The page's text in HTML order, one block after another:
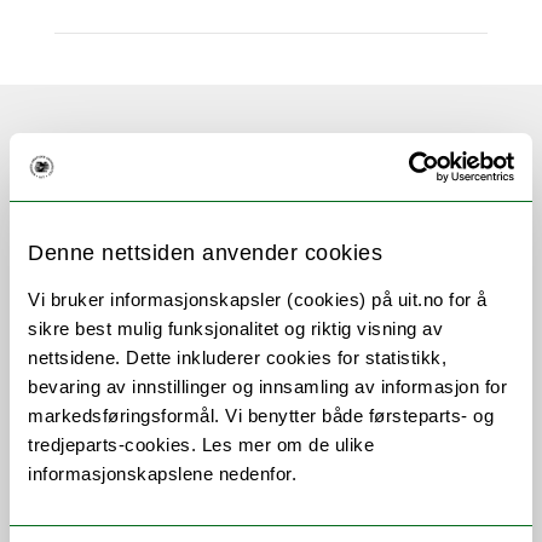
Denne nettsiden anvender cookies
Vi bruker informasjonskapsler (cookies) på uit.no for å
sikre best mulig funksjonalitet og riktig visning av
nettsidene. Dette inkluderer cookies for statistikk,
bevaring av innstillinger og innsamling av informasjon for
markedsføringsformål. Vi benytter både førsteparts- og
tredjeparts-cookies. Les mer om de ulike
informasjonskapslene nedenfor.
VI ANBEFALER
Professor
Pettersen
anbefaler slush til
våre beste
fotballmenn!
Urfolksrytmer,
elvevandring og
UiT-forskning på
Riddu Riđđu